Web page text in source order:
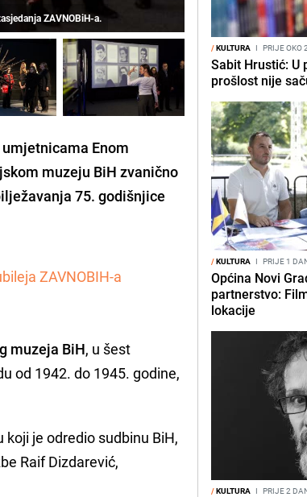
ZAVNOBiH-a.
Enom
muzeju BiH zvanično
75. godišnjice
ZAVNOBIH-a
muzeja BiH, u šest
od 1942. do 1945. godine,
je odredio sudbinu BiH,
Raif Dizdarević,
/KULTURA I PRIJE OKO
Sabit Hrustić: U
prošlost nije
/KULTURA I PRIJE 1
Općina Novi
partnerstvo:
lokacije
/KULTURA I PRIJE 2